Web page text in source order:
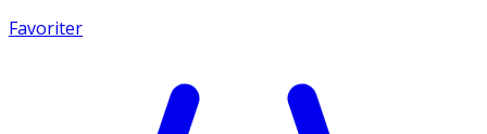
Favoriter